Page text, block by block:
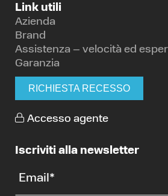
Link utili
Azienda
Brand
Assistenza – velocità ed
Garanzia
RICHIESTA RECESSO
Accesso agente
Iscriviti alla newsletter
Email *